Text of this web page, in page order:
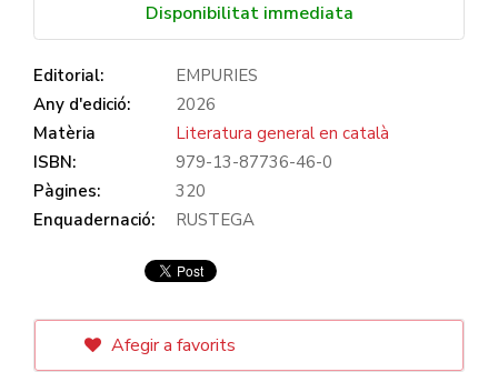
Disponibilitat immediata
Editorial:
EMPURIES
Any d'edició:
2026
Matèria
Literatura general en català
ISBN:
979-13-87736-46-0
Pàgines:
320
Enquadernació:
RUSTEGA
Afegir a favorits